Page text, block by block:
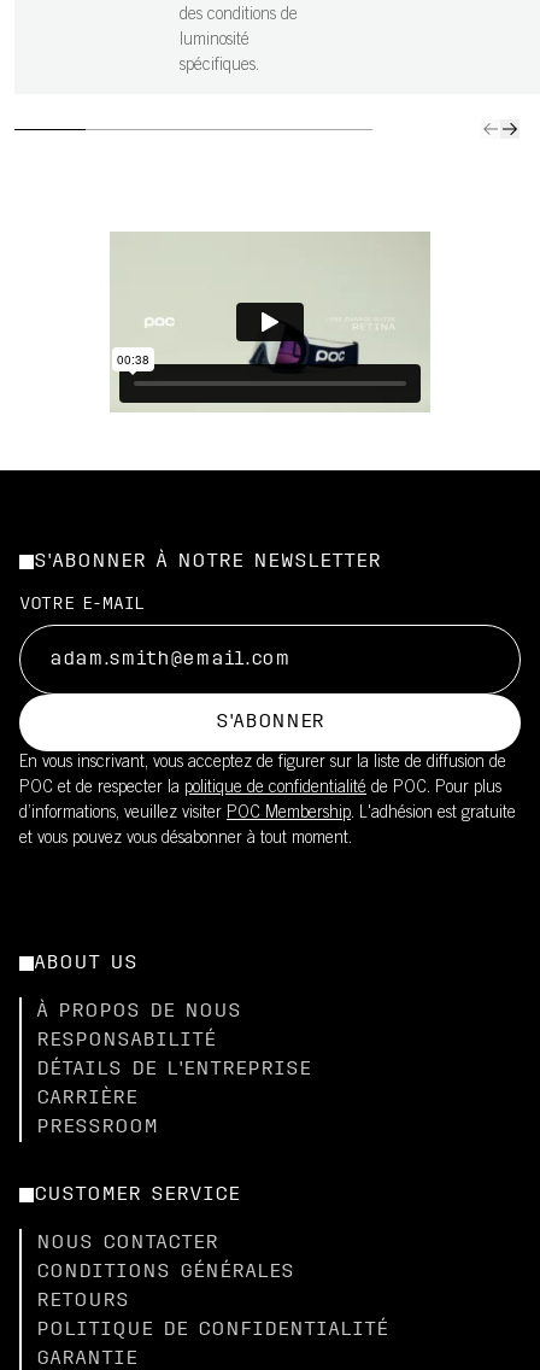
des conditions de
luminosité
spécifiques.
S'ABONNER À NOTRE NEWSLETTER
VOTRE E-MAIL
S'ABONNER
En vous inscrivant, vous acceptez de figurer sur la liste de diffusion de
POC et de respecter la politique de confidentialité de POC. Pour plus
d’informations, veuillez visiter POC Membership. L'adhésion est gratuite
et vous pouvez vous désabonner à tout moment.
ABOUT US
À PROPOS DE NOUS
RESPONSABILITÉ
DÉTAILS DE L'ENTREPRISE
CARRIÈRE
PRESSROOM
CUSTOMER SERVICE
NOUS CONTACTER
CONDITIONS GÉNÉRALES
RETOURS
POLITIQUE DE CONFIDENTIALITÉ
GARANTIE